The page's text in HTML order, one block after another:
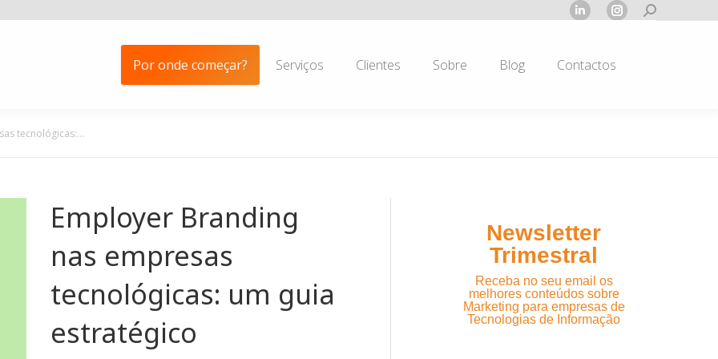
Linkedin
opens
Instagram
Search:
Por onde começar? Serviços Clientes Sobre Blog Contactos
tecnológicas:…
Employer Branding
nas empresas
tecnológicas: um guia
estratégico
Newsletter
Trimestral
Receba no seu email os
melhores conteúdos sobre
Marketing para empresas de
Tecnologias de Informação